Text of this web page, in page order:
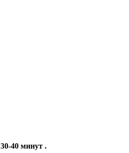
40 минут .